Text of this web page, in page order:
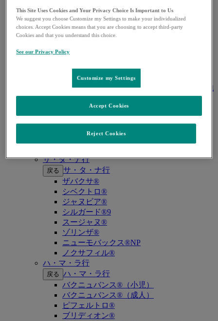
キイトルーダ®（腎細胞癌）
キイトルーダ®（尿路上皮癌）
キイトルーダ®（子宮体癌）
キイトルーダ®（悪性黒色腫）
キイトルーダ®（古典的ホジキンリンパ
腫）
キイトルーダ®（原発性縦隔大細胞型B細胞
リンパ腫（PMBCL））
キイトルーダ®（MSI-High固形癌）
キイトルーダ®（MSI-High結腸・直腸癌）
キャップバックス®
サ・タ・ナ行
戻る サ・タ・ナ行
ザバクサ®
シベクトロ®
ジャヌビア®
シルガード®9
スージャヌ®
ゾリンザ®
ニューモバックス®NP
ノクサフィル®
ハ・マ・ラ行
戻る ハ・マ・ラ行
バクニュバンス®（小児）
バクニュバンス®（成人）
ピフェルトロ®
ブリディオン®
This Site Uses Cookies and Your Privacy Choice Is Important to Us
We suggest you choose Customize my Settings to make your individualized
choices. Accept Cookies means that you are choosing to accept third-party
Cookies and that you understand this choice.
See our Privacy Policy
Customize my Settings
Reject Cookies
Accept Cookies